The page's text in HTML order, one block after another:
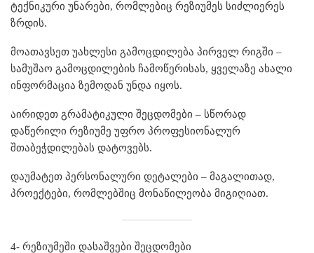
ტექნიკური უნარები, რომლებიც რეზიუმეს სიძლიერეს
ზრდის.
მოათავსეთ უახლესი გამოცდილება პირველ რიგში –
სამუშაო გამოცდილების ჩამოწერისას, ყველაზე ახალი
ინფორმაცია ზემოდან უნდა იყოს.
აირიდეთ გრამატიკული შეცდომები – სწორად
დაწერილი რეზიუმე უფრო პროფესიონალურ
შთაბეჭდილებას დატოვებს.
დაუმატეთ პერსონალური დეტალები – მაგალითად,
პროექტები, რომლებშიც მონაწილეობა მიგიღიათ.
4- რეზიუმეში დასაშვები შეცდომები